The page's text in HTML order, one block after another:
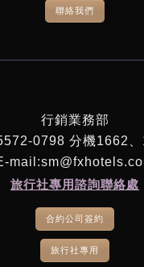
聯絡我們
行銷業務部
0798 分機1662
旅行社專用諮詢聯絡處
合約公司簽約
旅行社專用